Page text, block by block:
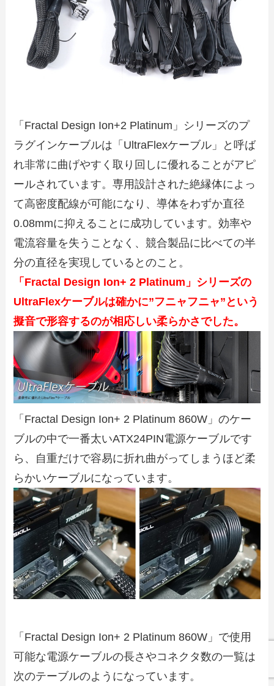
「Fractal Design Ion+2 Platinum」シリーズのプ
ラグインケーブルは「UltraFlexケーブル」と呼ば
れ非常に曲げやすく取り回しに優れることがアピ
ールされています。専用設計された絶縁体によっ
て高密度配線が可能になり、導体をわずか直径
0.08mmに抑えることに成功しています。効率や
電流容量を失うことなく、競合製品に比べての半
分の直径を実現しているとのこと。
「Fractal Design Ion+ 2 Platinum」シリーズの
UltraFlexケーブルは確かに”フニャフニャ”という
擬音で形容するのが相応しい柔らかさでした。
「Fractal Design Ion+ 2 Platinum 860W」のケー
ブルの中で一番太いATX24PIN電源ケーブルです
ら、自重だけで容易に折れ曲がってしまうほど柔
らかいケーブルになっています。
「Fractal Design Ion+ 2 Platinum 860W」で使用
可能な電源ケーブルの長さやコネクタ数の一覧は
次のテーブルのようになっています。